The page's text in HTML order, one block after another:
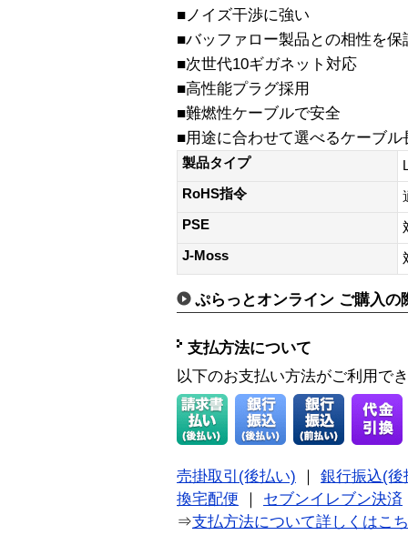
■ノイズ干渉に強い
■バッファロー製品との相性を保
■次世代10ギガネット対応
■高性能プラグ採用
■難燃性ケーブルで安全
■用途に合わせて選べるケーブル
製品タイプ
RoHS指令
PSE
J-Moss
ぷらっとオンライン ご購入の
支払方法について
以下のお支払い方法がご利用で
売掛取引(後払い)
銀行振込(後
換宅配便
セブンイレブン決済
⇒支払方法について詳しくはこ